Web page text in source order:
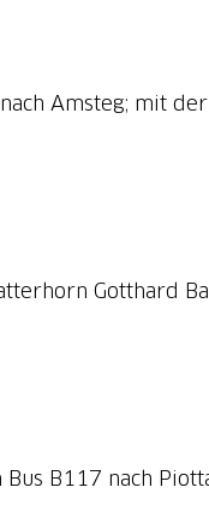
Amsteg; mit
Gotthard
B117 nach